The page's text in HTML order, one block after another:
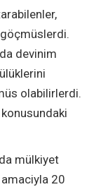
devinim
olabilirlerdi.
mülkiyet
20